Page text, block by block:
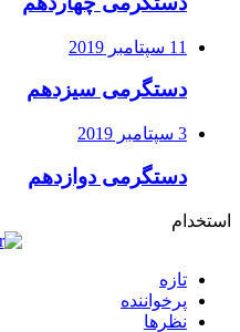
11 سپتامبر 2019
دستگرمی سیزدهم
3 سپتامبر 2019
دستگرمی دوازدهم
استخدام
تازه
پرخواننده
نظرها